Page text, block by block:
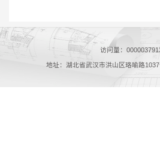
访问量：
地址：湖北省武汉市洪山区珞喻路